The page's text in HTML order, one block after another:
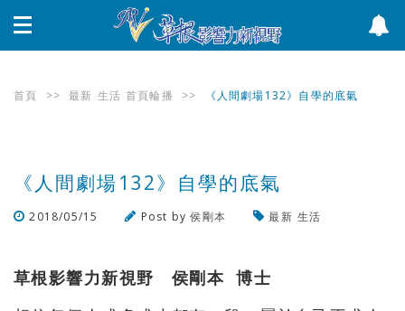
首頁 >> 最新 生活 首頁輪播 >> 《人間劇場132》自學的底氣
《人間劇場132》自學的底氣
2018/05/15 Post by侯剛本 最新 生活
草根影響力新視野 侯剛本 博士